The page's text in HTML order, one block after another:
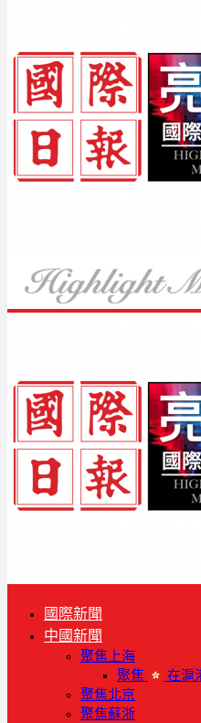
國際新聞
中國新聞
聚焦上海
聚焦
在滬
聚焦北京
聚焦蘇浙